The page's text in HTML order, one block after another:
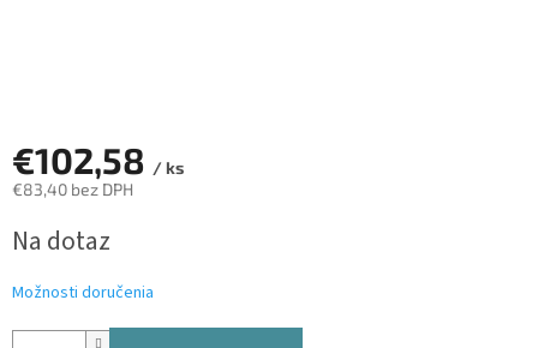
€102,58 / ks
€83,40 bez DPH
cena:
Na dotaz
Možnosti doručenia